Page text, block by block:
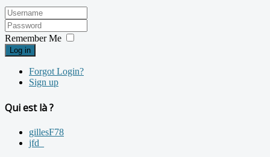
Remember Me
Log in
Forgot Login?
Sign up
Qui est là ?
gillesF78
jfd_